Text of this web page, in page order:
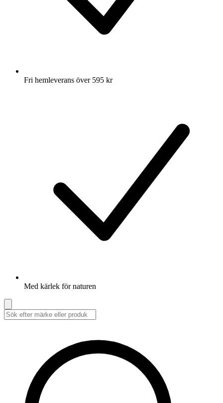
Fri hemleverans över 595 kr
Med kärlek för naturen